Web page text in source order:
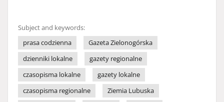
Subject and keywords:
prasa codzienna
Gazeta Zielonogórska
dzienniki lokalne
gazety regionalne
czasopisma lokalne
gazety lokalne
czasopisma regionalne
Ziemia Lubuska